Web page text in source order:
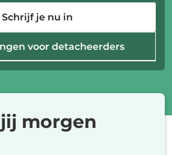
Schrijf je nu in
voor uitzenders
Schrijf je nu in
voor detacheerders
Schrijf je nu in
voor recruiters
Schrijf je nu in
voor HR-professionals
morgen